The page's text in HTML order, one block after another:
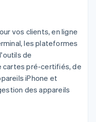
et
vos clients, en ligne
les plateformes
de
cartes pré-certifiés, de
iPhone et
des appareils